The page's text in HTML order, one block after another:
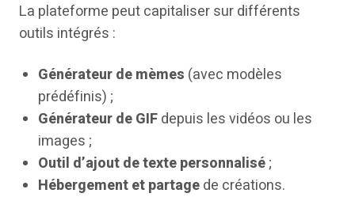
La plateforme peut capitaliser sur différents
outils intégrés :
Générateur de mèmes (avec modèles
prédéfinis) ;
Générateur de GIFdepuis les vidéos ou les
images ;
Outil d’ajout de texte personnalisé;
Hébergement et partagede créations.